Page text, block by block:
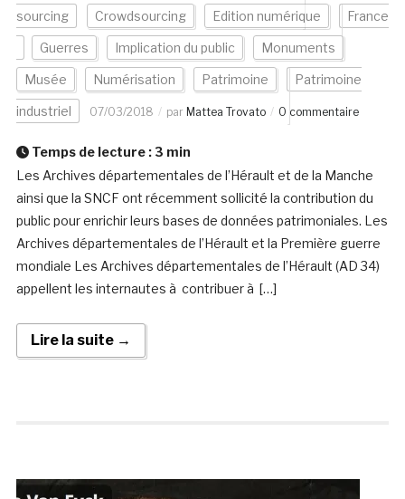
sourcing Crowdsourcing Edition numérique France
Guerres Implication du public Monuments
Musée Numérisation Patrimoine Patrimoine
industriel 07/03/2018 par Mattea Trovato 0 commentaire
Temps de lecture : 3 min
Les Archives départementales de l’Hérault et de la Manche
ainsi que la SNCF ont récemment sollicité la contribution du
public pour enrichir leurs bases de données patrimoniales. Les
Archives départementales de l’Hérault et la Première guerre
mondiale Les Archives départementales de l’Hérault (AD 34)
appellent les internautes à contribuer à […]
Lire la suite →